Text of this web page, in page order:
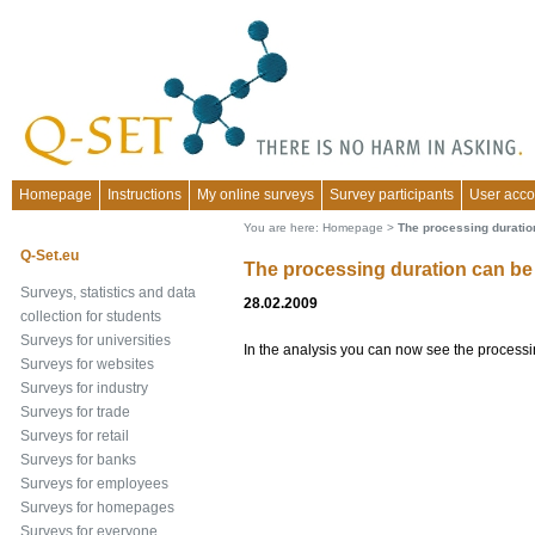
Homepage Instructions My online surveys Survey participants User
You are here: Homepage > The processing
The processing duration can
28.02.2009
In the analysis you can now see the
Q-Set.eu
Surveys, statistics and data
collection for students
Surveys for universities
Surveys for websites
Surveys for industry
Surveys for trade
Surveys for retail
Surveys for banks
Surveys for employees
Surveys for homepages
Surveys for everyone